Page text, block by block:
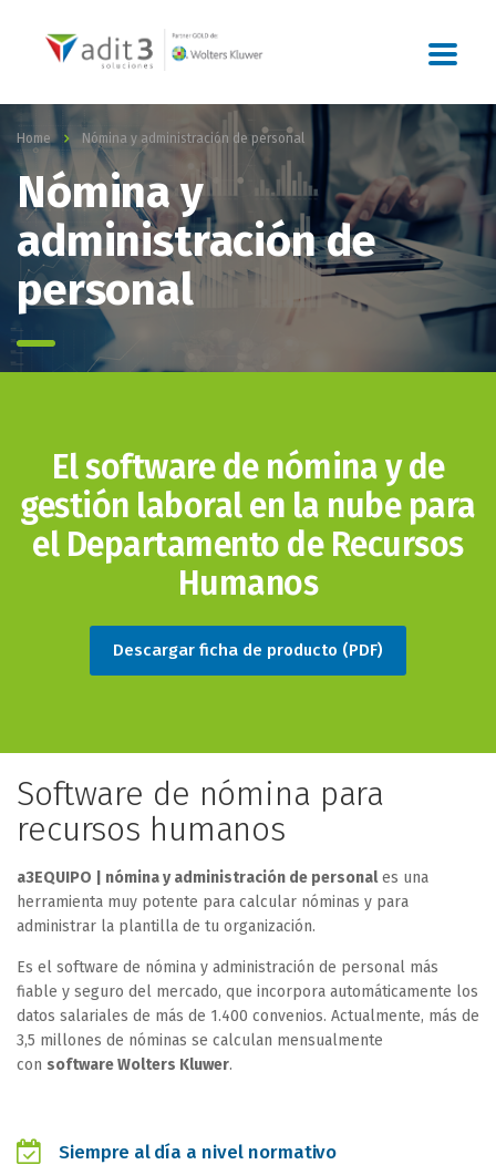
Home Nómina y administración de personal
Nómina y
administración de
personal
El software de nómina y de
gestión laboral en la nube para
el Departamento de Recursos
Humanos
Descargar ficha de producto (PDF)
Software de nómina para
recursos humanos
a3EQUIPO | nómina y administración de personales una
herramienta muy potente para calcular nóminas y para
administrar la plantilla de tu organización.
Es el software de nómina y administración de personal más
fiable y seguro del mercado, que incorpora automáticamente los
datos salariales de más de 1.400 convenios. Actualmente, más de
3,5 millones de nóminas se calculan mensualmente
con software Wolters Kluwer.
Siempre al día a nivel normativo